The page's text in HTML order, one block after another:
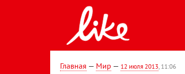
Главная — Мир — 12 июля 2013, 11:06